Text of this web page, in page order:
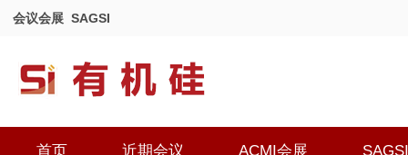
会议会展 SAGSI
首页 近期会议 ACMI会展 SAGSI